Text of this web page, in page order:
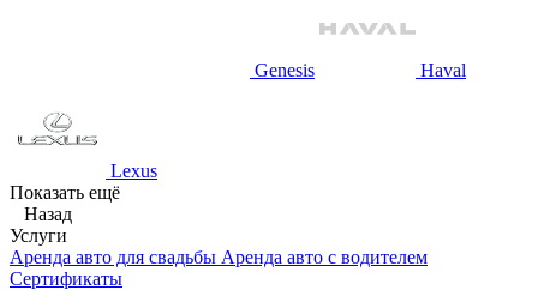
Genesis Haval
Lexus
Показать ещё
Назад
Услуги
Аренда авто для свадьбы Аренда авто с водителем
Сертификаты